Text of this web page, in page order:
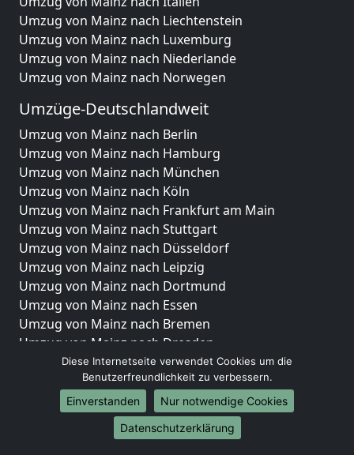
Umzug von Mainz nach Liechtenstein
Umzug von Mainz nach Luxemburg
Umzug von Mainz nach Niederlande
Umzug von Mainz nach Norwegen
Umzüge-Deutschlandweit
Umzug von Mainz nach Berlin
Umzug von Mainz nach Hamburg
Umzug von Mainz nach München
Umzug von Mainz nach Köln
Umzug von Mainz nach Frankfurt am Main
Umzug von Mainz nach Stuttgart
Umzug von Mainz nach Düsseldorf
Umzug von Mainz nach Leipzig
Umzug von Mainz nach Dortmund
Umzug von Mainz nach Essen
Umzug von Mainz nach Bremen
Umzug von Mainz nach Dresden
Umzug von Mainz nach Hannover
Umzug von Mainz nach Nürnberg
Umzug von Mainz nach Duisburg
Umzug von Mainz nach Bochum
Umzug von Mainz nach Wuppertal
Diese Internetseite verwendet Cookies um die
Benutzerfreundlichkeit zu verbessern.
Einverstanden
Nur notwendige Cookies
Datenschutzerklärung